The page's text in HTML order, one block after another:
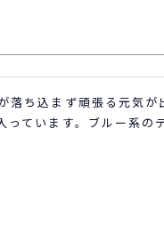
落ち込まず頑張る元気
っています。ブルー系の